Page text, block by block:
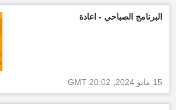
البرنامج الصباحي - اعادة
15 مايو 2024, 20:02 GMT